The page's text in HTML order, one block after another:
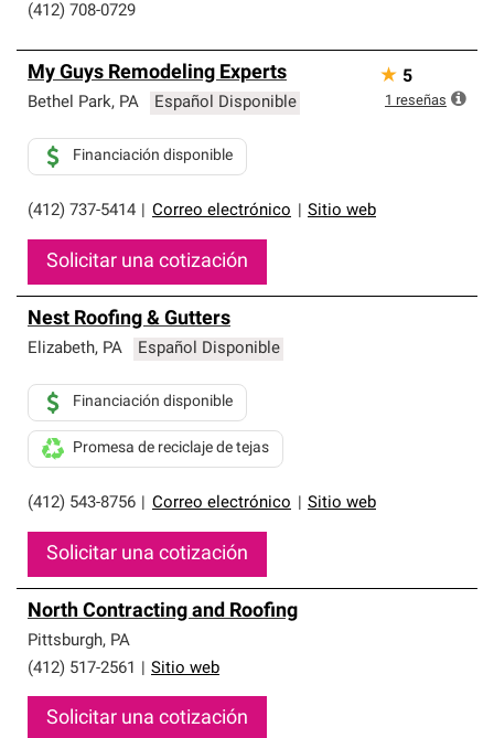
(412) 708-0729
My Guys Remodeling Experts
Bethel Park, PA Español Disponible
(412) 737-5414 Correo electrónico Sitio web
Financiación disponible
Solicitar una cotización
★ 5
1 reseñas
Nest Roofing & Gutters
Elizabeth, PA Español Disponible
(412) 543-8756 Correo electrónico Sitio web
Financiación disponible
Promesa de reciclaje de tejas
Solicitar una cotización
North Contracting and Roofing
Pittsburgh, PA
(412) 517-2561
Sitio web
Solicitar una cotización